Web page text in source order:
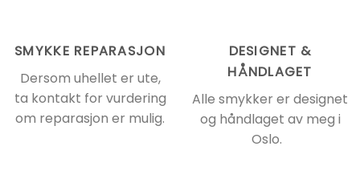
SMYKKE REPARASJON
Dersom uhellet er ute,
ta kontakt for vurdering
om reparasjon er mulig.
DESIGNET &
HÅNDLAGET
Alle smykker er designet
og håndlaget av meg i
Oslo.